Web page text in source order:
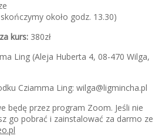
około godz. 13.30)
kurs: 380zł
Ling (Aleja Huberta 4, 08-470 Wilga,
Cziamma Ling: wilga@ligmincha.pl
będę przez program Zoom. Jeśli nie
go pobrać i zainstalować za darmo ze